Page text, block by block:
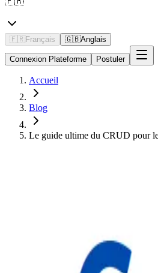
🇫🇷 Français 🇬🇧Anglais
Connexion Plateforme Postuler
Accueil
Blog
Le guide ultime du CRUD pour